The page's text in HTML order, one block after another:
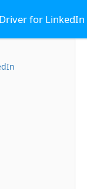
Driver for LinkedIn